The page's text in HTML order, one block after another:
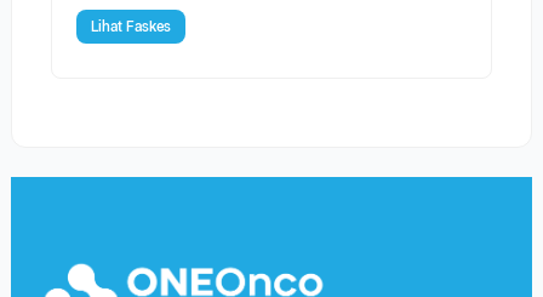
Lihat Faskes